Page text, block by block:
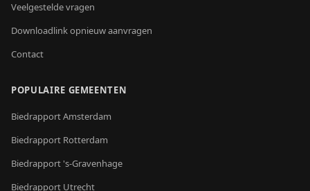
Veelgestelde vragen
Downloadlink opnieuw aanvragen
Contact
POPULAIRE GEMEENTEN
BiedrapportAmsterdam
Biedrapport Rotterdam
Biedrapport 's-Gravenhage
Biedrapport Utrecht